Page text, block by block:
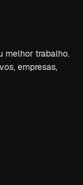
melhor trabalho.
empresas,